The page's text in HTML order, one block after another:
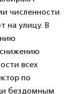
численности
на улицу. В
всех
по
бездомным